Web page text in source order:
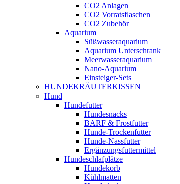
CO2 Anlagen
CO2 Vorratsflaschen
CO2 Zubehör
Aquarium
Süßwasseraquarium
Aquarium Unterschrank
Meerwasseraquarium
Nano-Aquarium
Einsteiger-Sets
HUNDEKRÄUTERKISSEN
Hund
Hundefutter
Hundesnacks
BARF & Frostfutter
Hunde-Trockenfutter
Hunde-Nassfutter
Ergänzungsfuttermittel
Hundeschlafplätze
Hundekorb
Kühlmatten